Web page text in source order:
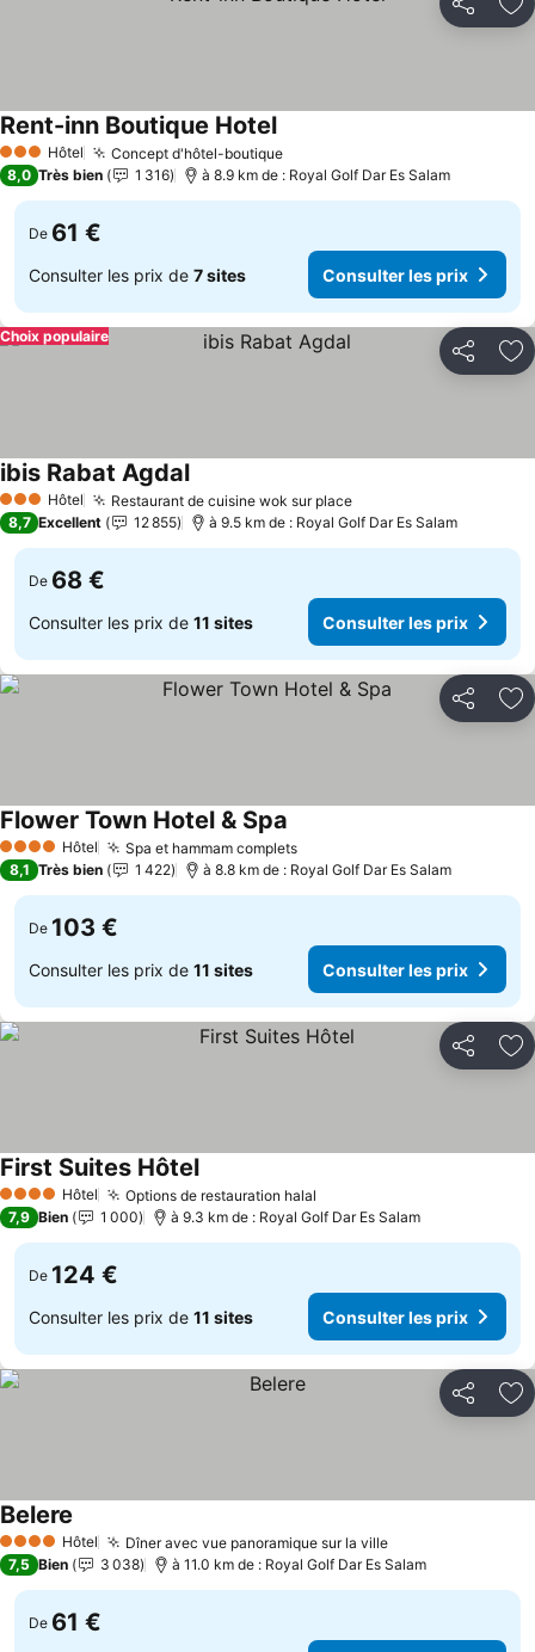
Partager
3 ÉtoilesHôtel Concept d'hôtel-boutiqueConsulter les prix
Rent-inn Boutique HotelConsulter les prix
8,0 Très bien 1 316 à 8.9 km de : Royal Golf Dar Es Salam
De 61 €
Consulter les prix de 7 sites Consulter les prix
Partager
Choix populaire
3 ÉtoilesHôtel Restaurant de cuisine wok sur placeConsulter les prix
ibis Rabat AgdalConsulter les prix
8,7 Excellent 12 855 à 9.5 km de : Royal Golf Dar Es Salam
De 68 €
Consulter les prix de 11 sites Consulter les prix
Partager
4 Étoiles Hôtel Spa et hammam completsConsulter les prix
Flower Town Hotel & Spa
8,1 Très bien 1 422 à 8.8 km de : Royal Golf Dar Es Salam
De 103 €
Consulter les prix de 11 sites Consulter les prix
Partager
4 Étoiles Hôtel Options de restauration halal
First Suites HôtelConsulter les prix
7,9 Bien 1 000 à 9.3 km de : Royal Golf Dar Es Salam
De 124 €
Consulter les prix de 11 sites Consulter les prix
Partager
4 Étoiles Hôtel Dîner avec vue panoramique sur la villeConsulter les
Belere
7,5 Bien 3 038 à 11.0 km de : Royal Golf Dar Es Salam
De 61 €